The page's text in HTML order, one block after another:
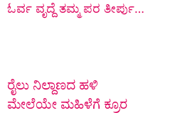
ಓರ್ವ ವೃದ್ದೆ ತಮ್ಮ ಪರ ತೀರ್ಪು…
ರೈಲು ನಿಲ್ದಾಣದ ಹಳಿ
ಮೇಲೆಯೇ ಮಹಿಳೆಗೆ ಕ್ರೂರ